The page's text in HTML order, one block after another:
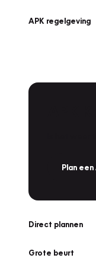
APK regelgeving
Plan een
Direct plannen
Grote beurt